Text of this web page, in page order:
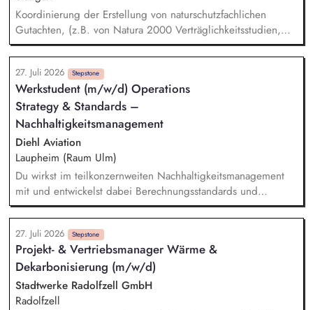
Nachhaltigkeitslösungen.
Koordinierung der Erstellung von naturschutzfachlichen
Gutachten, (z.B. von Natura 2000 Verträglichkeitsstudien,
Artenschutzberichten, UVS und LBP) in einem
interdisziplinären Team aus Umweltgutachtern und
technischen Planern Vorbereitung und Durchführung von
Abstimmungsterminen mit Naturschutz- und Umweltbehörden
Steuerung von Fachgutachtern und Qualitätssicherung der
naturschutzfachlichen Antragsunterlagen Begleitung von
Genehmigungsverfahren in naturschutzfachlichen
Fragestellungen Auswertung und Koordination der
Beantwortung von naturschutzfachlichen Einwendungen aus
dem Genehmigungsverfahren
27. Juli 2026 Stepstone
Werkstudent (m/w/d) Operations
Strategy & Standards –
Nachhaltigkeitsmanagement
Diehl Aviation
Laupheim (Raum Ulm)
Du wirkst im teilkonzernweiten Nachhaltigkeitsmanagement
mit und entwickelst dabei Berechnungsstandards und
Kennzahlen. Dabei bereitest du Nachhaltigkeitswissen auf
und kommunizierst dieses an interne und externe
Stakeholder. Darüber hinaus unterstützt du bei der
Entwicklung einer Systematik zur Erfassung von nachhaltigen
Projekten und Initiativen. Außerdem hilfst du bei der
Implementierung aktueller gesetzlicher Vorgaben zur
Nachhaltigkeit.
27. Juli 2026 Stepstone
Projekt- & Vertriebsmanager Wärme &
Dekarbonisierung (m/w/d)
Stadtwerke Radolfzell GmbH
Radolfzell